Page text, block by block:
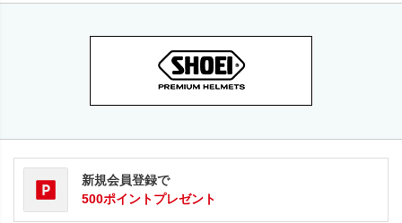
新規会員登録で
500ポイントプレゼント